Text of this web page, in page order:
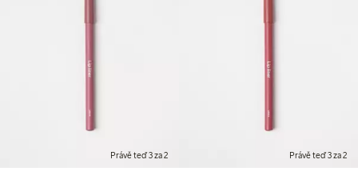
Právě teď 3 za 2 Právě teď 3 za 2